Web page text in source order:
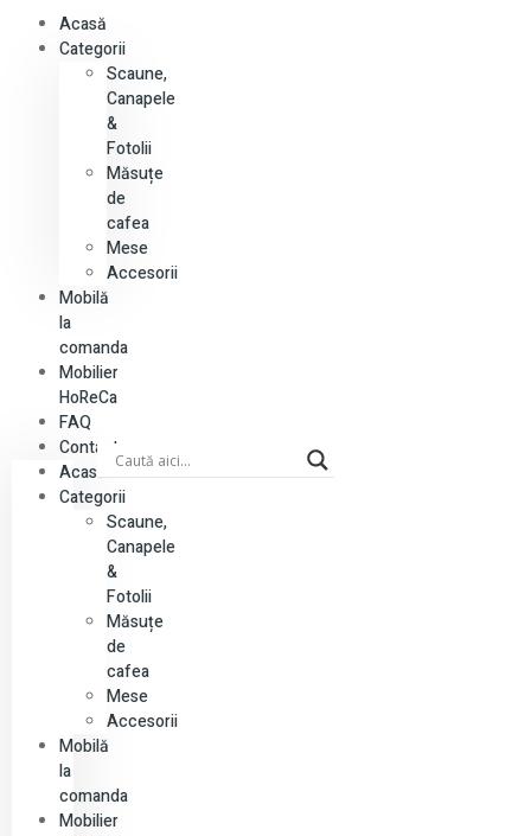
Acasă
Categorii
Scaune,
Canapele
&
Fotolii
Măsuțe
de
cafea
Mese
Accesorii
Mobilă
la
comanda
Mobilier
HoReCa
FAQ
Contact
Acasă
Categorii
Scaune,
Canapele
&
Fotolii
Măsuțe
de
cafea
Mese
Accesorii
Mobilă
la
comanda
Mobilier